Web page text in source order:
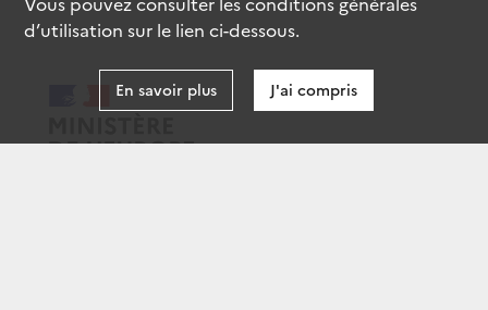
d’utilisation sur le lien ci-dessous.
En savoir plus J'ai compris